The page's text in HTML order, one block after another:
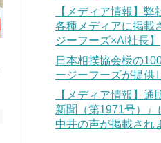
【メディア情報】
各種メディアに掲載
ジーフーズ×AI社長】
日本相撲協会様の
ージーフーズが提供
【メディア情報】通
新聞（第1971号）』
中井の声が掲載され